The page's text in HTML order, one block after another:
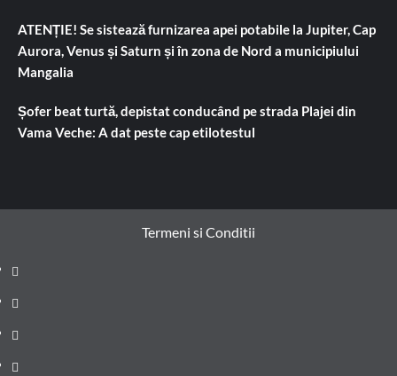
ATENȚIE! Se sistează furnizarea apei potabile la Jupiter, Cap
Aurora, Venus și Saturn și în zona de Nord a municipiului
Mangalia
Șofer beat turtă, depistat conducând pe strada Plajei din
Vama Veche: A dat peste cap etilotestul
Termeni si Conditii
Prima
pagină
Știri
de
ultima
Administrație
locală
Actualitate